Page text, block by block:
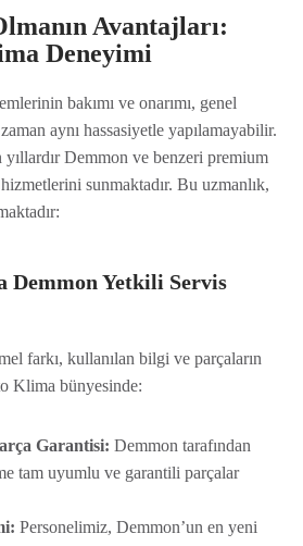
Avantajları:
Deneyimi
bakımı ve onarımı, genel
aynı hassasiyetle yapılamayabilir.
Demmon ve benzeri premium
sunmaktadır. Bu uzmanlık,
Yetkili Servis
farkı, kullanılan bilgi ve parçaların
Klima bünyesinde:
Garantisi: Demmon tarafından
tam uyumlu ve garantili parçalar
Personelimiz, Demmon’un en yeni